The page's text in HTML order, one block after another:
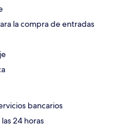
la compra de entradas
bancarios
24 horas